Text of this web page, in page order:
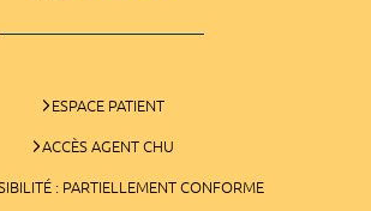
ESPACE PATIENT
ACCÈS AGENT CHU
: PARTIELLEMENT CONFORME